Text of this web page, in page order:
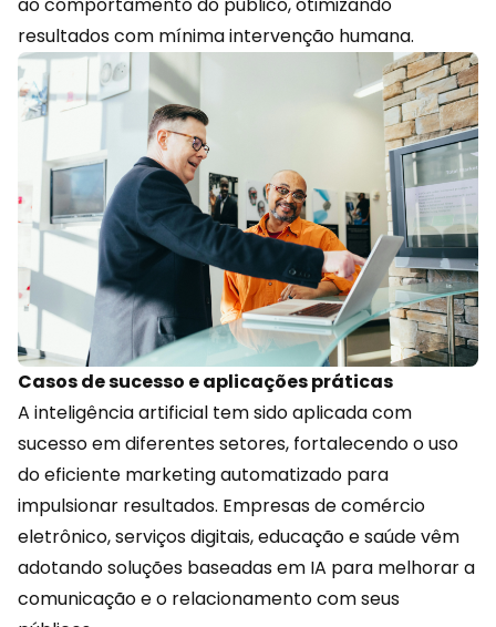
resultados com mínima intervenção humana.
Casos de sucesso e aplicações práticas
A inteligência artificial tem sido aplicada com
sucesso em diferentes setores, fortalecendo o uso
do eficiente marketing automatizado para
impulsionar resultados. Empresas de comércio
eletrônico, serviços digitais,educaçãoe saúde vêm
adotando soluções baseadas em IA para melhorar a
comunicação e o relacionamento com seus